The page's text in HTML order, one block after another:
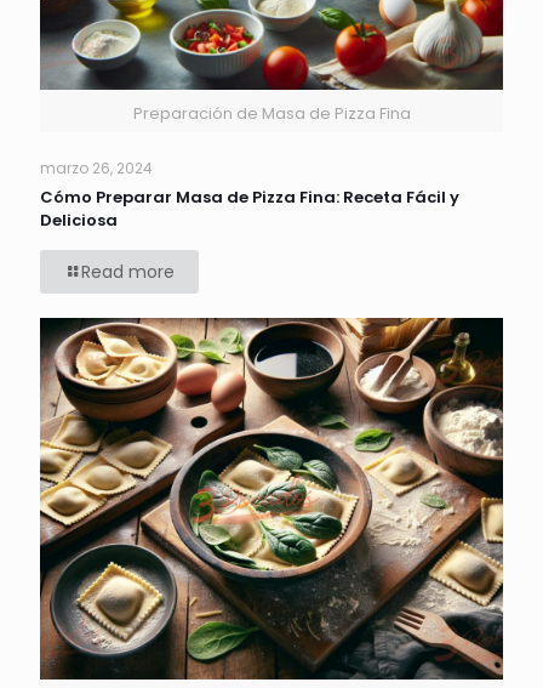
Preparación de Masa de Pizza Fina
marzo 26, 2024
Cómo Preparar Masa de Pizza Fina: Receta Fácil y
Deliciosa
Read more